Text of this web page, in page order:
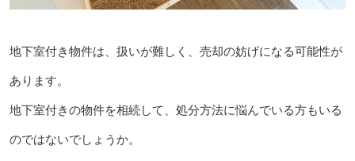
地下室付き物件は、扱いが難しく、売却の妨げになる可能性が
あります。
地下室付きの物件を相続して、処分方法に悩んでいる方もいる
のではないでしょうか。